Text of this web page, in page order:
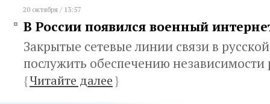
20 октября / 13:57
В России появился военный
Закрытые сетевые линии связи в
послужить обеспечению
{Читайте далее}